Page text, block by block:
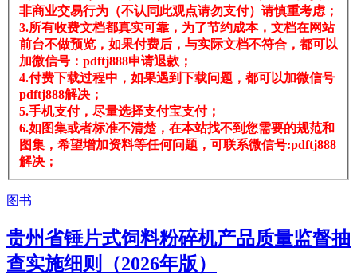
非商业交易行为（不认同此观点请勿支付）请慎重考虑；
3.所有收费文档都真实可靠，为了节约成本，文档在网站
前台不做预览，如果付费后，与实际文档不符合，都可以
加微信号：pdftj888申请退款；
4.付费下载过程中，如果遇到下载问题，都可以加微信号
pdftj888解决；
5.手机支付，尽量选择支付宝支付；
6.如图集或者标准不清楚，在本站找不到您需要的规范和
图集，希望增加资料等任何问题，可联系微信号:pdftj888
解决；
图书
贵州省锤片式饲料粉碎机产品质量监督抽
查实施细则（2026年版）